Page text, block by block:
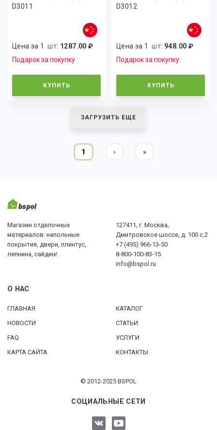
D3011
Цена за 1шт: 1287.00 ₽
Подарок за покупку
КУПИТЬ
D3012
Цена за 1шт: 948.00 ₽
Подарок за покупку
КУПИТЬ
ЗАГРУЗИТЬ ЕЩЕ
1 › »
Магазин отделочных
материалов: напольные
покрытия, двери, плинтус,
лепнина, сайдинг.
127411, г. Москва,
Дмитровское шоссе, д. 100 с.2
+7 (495) 966-13-50
8-800-100-83-15
info@bspol.ru
О НАС
ГЛАВНАЯ
КАТАЛОГ
НОВОСТИ
СТАТЬИ
FAQ
УСЛУГИ
КАРТА САЙТА
КОНТАКТЫ
© 2012-2025 BSPOL
СОЦИАЛЬНЫЕ СЕТИ